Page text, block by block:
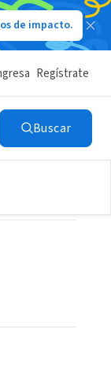
de impacto.
Regístrate
Buscar